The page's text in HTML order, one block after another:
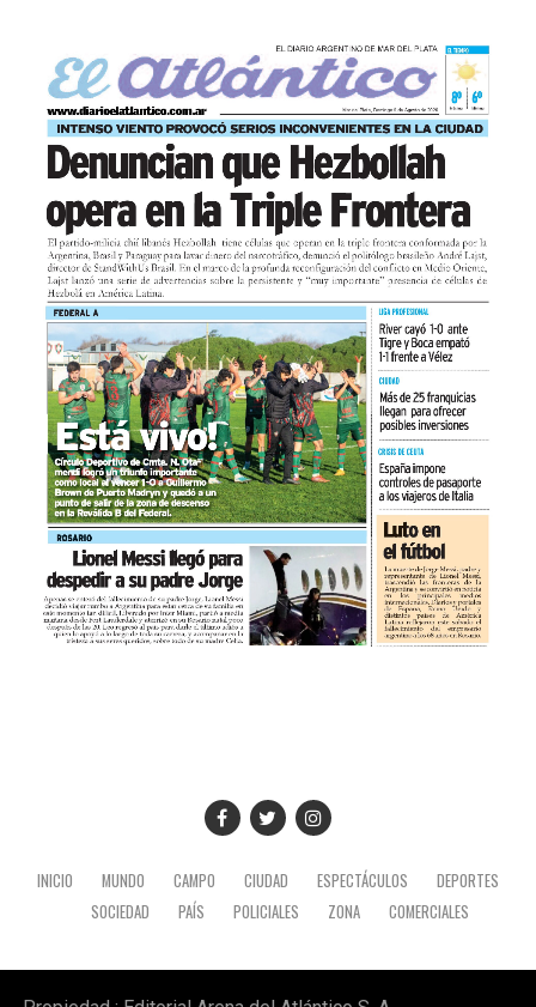
INICIO MUNDO CAMPO CIUDAD ESPECTÁCULOS
DEPORTES
SOCIEDAD
PAÍS POLICIALES ZONA COMERCIALES